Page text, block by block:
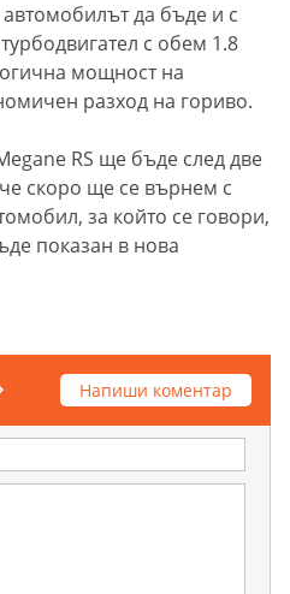
да бъде и с
с обем 1.8
мощност на
разход на гориво.
RS ще бъде след две
скоро ще се върнем с
за който се говори,
показан в нова
Напиши коментар